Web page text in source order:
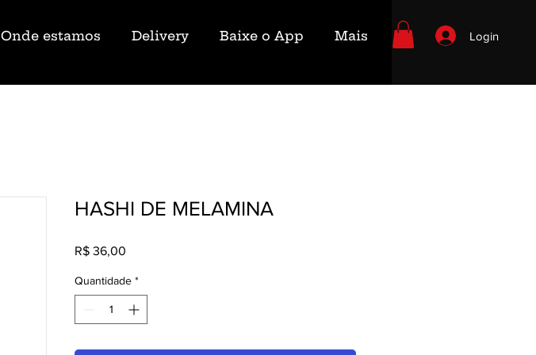
Onde estamos Delivery Baixe o App Mais Login
HASHI DE MELAMINA
R$ 36,00
Quantidade *